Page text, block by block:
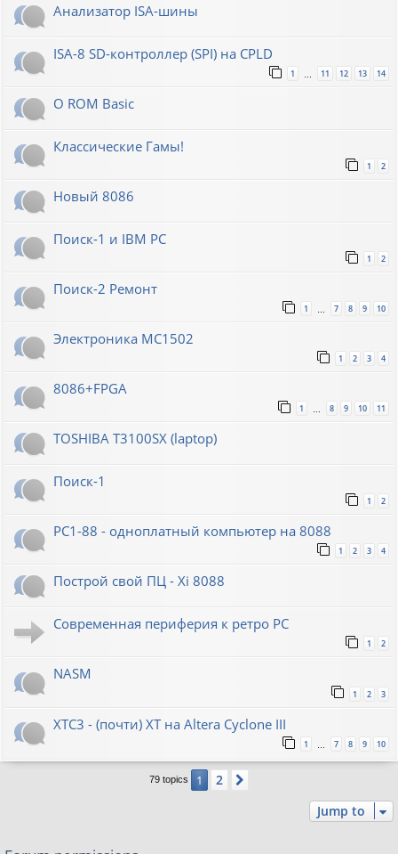
Анализатор ISA-шины
ISA-8 SD-контроллер (SPI) на CPLD
1 11 12 13 14
О ROM Basic
Классические Гамы!
1 2
Новый 8086
Поиск-1 и IBM PC
1 2
Поиск-2 Ремонт
1 7 8 9 10
Электроника МС1502
1 2 3 4
8086+FPGA
1 … 8 9 10 11
TOSHIBA T3100SX (laptop)
Поиск-1
1 2
PC1-88 - одноплатный компьютер на 8088
1 2 3 4
Построй свой ПЦ - Xi 8088
Современная периферия к ретро PC
1 2
NASM
1 2 3
XTC3 - (почти) XT на Altera Cyclone III
1 7 8 9 10
79 topics 1 2
Jump to